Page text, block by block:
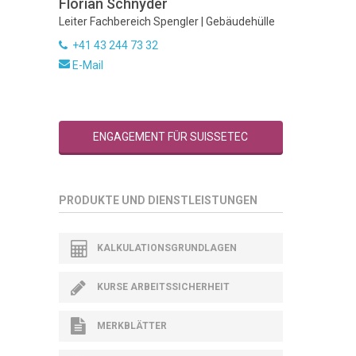
Florian Schnyder
Leiter Fachbereich Spengler | Gebäudehülle
+41 43 244 73 32
E-Mail
ENGAGEMENT FÜR SUISSETEC
PRODUKTE UND DIENSTLEISTUNGEN
KALKULATIONSGRUNDLAGEN
KURSE ARBEITSSICHERHEIT
MERKBLÄTTER